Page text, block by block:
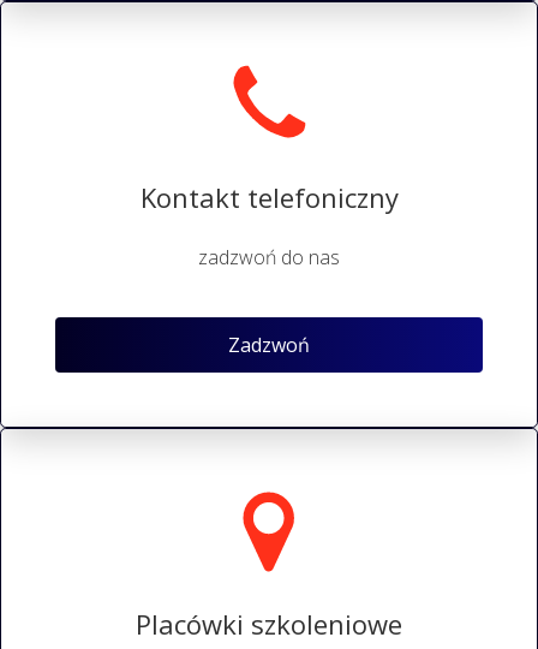
Kontakt telefoniczny
zadzwoń do nas
Zadzwoń
Placówki szkoleniowe